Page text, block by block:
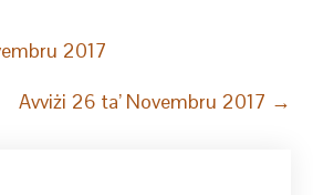
2017
Avviżi 26 ta’ Novembru 2017 →